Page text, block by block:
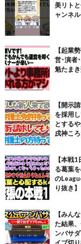
美リト
ャンネ
【起業
営･演者
魁たま
【開示
を採用
とする
戌神こ
【本戦
る葛葉
の
り抜き】
【みん
た結果
ンバサ
イブ切